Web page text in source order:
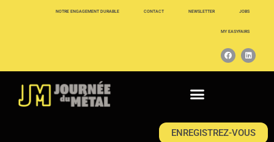
NOTRE ENGAGEMENT DURABLE CONTACT NEWSLETTER JOBS
MY EASYFAIRS
ENREGISTREZ-VOUS